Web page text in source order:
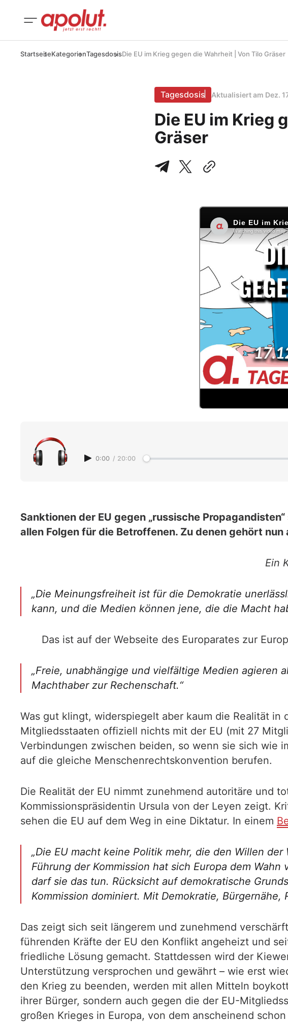
StartseiteKategorienTagesdosisDie EU im Krieg gegen die Wahrheit | Von Tilo Gräser
Tagesdosis Aktualisiert am Dez.
Die EU im Krieg
Gräser
0:00 / 20:00
Sanktionen der EU gegen „russische
allen Folgen für die Betroffenen. Zu denen gehört
Ein
„Die Meinungsfreiheit ist für die Demokratie
kann, und die Medien können jene, die die Macht
Das ist auf der Webseite des Europarates zur
„Freie, unabhängige und vielfältige Medien agieren
Machthaber zur Rechenschaft.“
Was gut klingt, widerspiegelt aber kaum die Realität in
Mitgliedsstaaten offiziell nichts mit der EU (mit 27
Verbindungen zwischen beiden, so wenn sie sich wie
auf die gleiche Menschenrechtskonvention berufen.
Die Realität der EU nimmt zunehmend autoritäre und
Kommissionspräsidentin Ursula von der Leyen zeigt.
sehen die EU auf dem Weg in eine Diktatur. In einem
„Die EU macht keine Politik mehr, die den Willen
Führung der Kommission hat sich Europa dem
darf sie das tun. Rücksicht auf demokratische
Kommission dominiert. Mit Demokratie,
Das zeigt sich seit längerem und zunehmend
führenden Kräfte der EU den Konflikt angeheizt und
friedliche Lösung gemacht. Stattdessen wird der
Unterstützung versprochen und gewährt – wie erst
den Krieg zu beenden, werden mit allen Mitteln
ihrer Bürger, sondern auch gegen die der EU-
großen Krieges in Europa, von dem anscheinend